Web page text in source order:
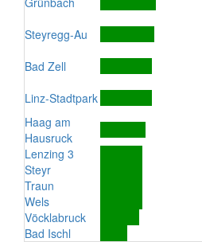
Steyregg-Au
Bad Zell
Linz-Stadtpark
Haag am
Hausruck
Lenzing 3
Steyr
Traun
Wels
Vöcklabruck
Bad Ischl